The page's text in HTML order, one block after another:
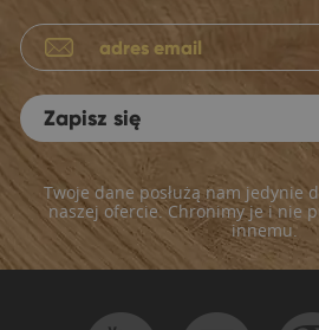
Zapisz się
Twoje dane posłużą nam jedynie
naszej ofercie. Chronimy je i nie
innemu.